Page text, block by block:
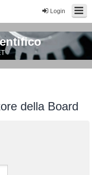
Login
della Board